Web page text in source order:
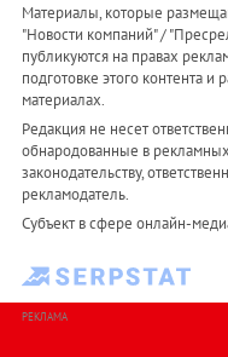
Материалы, которые
"Новости компаний" /
публикуются на правах
подготовке этого контента и
материалах.
Редакция не несет
обнародованные в
законодательству,
рекламодатель.
Субъект в сфере онлайн-
РЕКЛАМА